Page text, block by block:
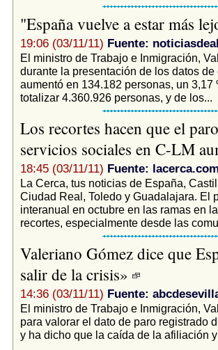
"España vuelve a estar más
19:06 (03/11/11) Fuente:
El ministro de Trabajo e Inmigración,
durante la presentación de los datos
aumentó en 134.182 personas, un
totalizar 4.360.926 personas, y de los...
Los recortes hacen que el
servicios sociales en C-LM
18:45 (03/11/11) Fuente: lacerca.com
La Cerca, tus noticias de España,
Ciudad Real, Toledo y Guadalajara. El
interanual en octubre en las ramas en
recortes, especialmente desde las
Valeriano Gómez dice que
salir de la crisis»
14:36 (03/11/11) Fuente:
El ministro de Trabajo e Inmigración,
para valorar el dato de paro registrado
y ha dicho que la caída de la afiliación